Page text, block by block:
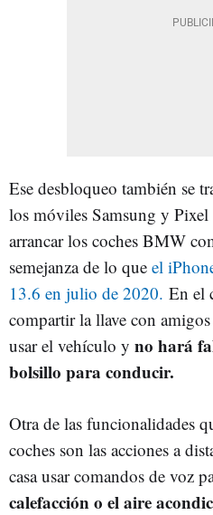
Ese desbloqueo también se
los móviles Samsung y
arrancar los coches BMW
semejanza de lo que el
13.6 en julio de 2020. En el
compartir la llave con
usar el vehículo y no hará
bolsillo para conducir.
Otra de las funcionalidades
coches son las acciones a
casa usar comandos de voz
calefacción o el aire